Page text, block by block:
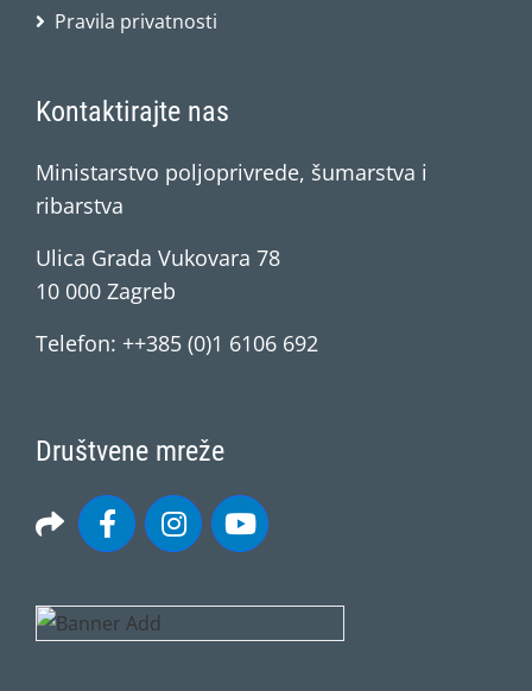
Pravila privatnosti
Kontaktirajte nas
Ministarstvo poljoprivrede, šumarstva i
ribarstva
Ulica Grada Vukovara 78
10 000 Zagreb
Telefon: ++385 (0)1 6106 692
Društvene mreže